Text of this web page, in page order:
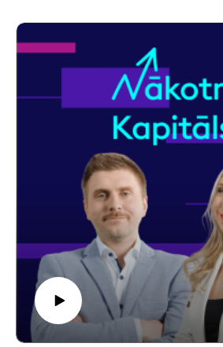
raidījumā "Nākotnes kapitāls" stāstīja
"Investment Banking" pārvaldes vadītāja
tehnikas nomas uzņēmuma "Storent"
valdes locekle Baiba Onkele.